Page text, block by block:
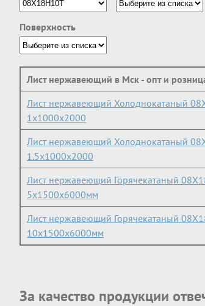
Поверхность
Лист нержавеющий в Мск - опт и
Лист нержавеющий Холоднокатаный
1х1000х2000
Лист нержавеющий Холоднокатаный
1.5х1000х2000
Лист нержавеющий Горячекатаный
5x1500x6000мм
Лист нержавеющий Горячекатаный
10x1500x6000мм
За качество продукции